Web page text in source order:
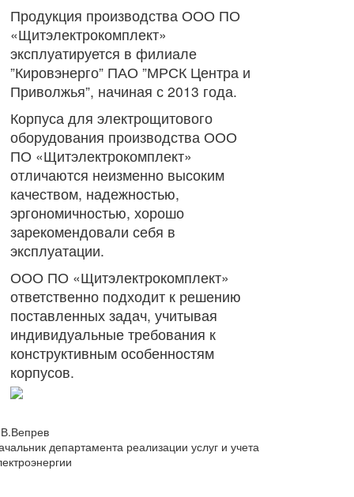
Продукция производства ООО ПО
«Щитэлектрокомплект»
эксплуатируется в филиале
”Кировэнерго” ПАО ”МРСК Центра и
Приволжья”, начиная с 2013 года.
Корпуса для электрощитового
оборудования производства ООО
ПО «Щитэлектрокомплект»
отличаются неизменно высоким
качеством, надежностью,
эргономичностью, хорошо
зарекомендовали себя в
эксплуатации.
ООО ПО «Щитэлектрокомплект»
ответственно подходит к решению
поставленных задач, учитывая
индивидуальные требования к
конструктивным особенностям
корпусов.
департамента реализации услуг и учета